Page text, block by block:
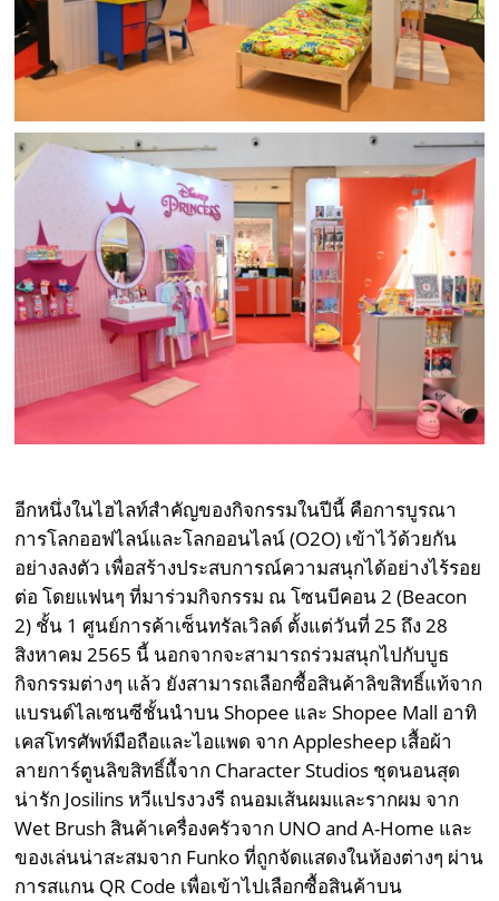
อีกหนึ่งในไฮไลท์สำคัญของกิจกรรมในปีนี้ คือการบูรณา
การโลกออฟไลน์และโลกออนไลน์ (O2O) เข้าไว้ด้วยกัน
อย่างลงตัว เพื่อสร้างประสบการณ์ความสนุกได้อย่างไร้รอย
ต่อ โดยแฟนๆ ที่มาร่วมกิจกรรม ณ โซนบีคอน 2 (Beacon
2) ชั้น 1 ศูนย์การค้าเซ็นทรัลเวิลด์ ตั้งแต่วันที่ 25 ถึง 28
สิงหาคม 2565 นี้ นอกจากจะสามารถร่วมสนุกไปกับบูธ
กิจกรรมต่างๆ แล้ว ยังสามารถเลือกซื้อสินค้าลิขสิทธิ์แท้จาก
แบรนด์ไลเซนซีชั้นนำบน Shopee และ Shopee Mall อาทิ
เคสโทรศัพท์มือถือและไอแพด จาก Applesheep เสื้อผ้า
ลายการ์ตูนลิขสิทธิ์แื้จาก Character Studios ชุดนอนสุด
น่ารัก Josilins หวีแปรงวงรี ถนอมเส้นผมและรากผม จาก
Wet Brush สินค้าเครื่องครัวจาก UNO and A-Home และ
ของเล่นน่าสะสมจาก Funko ที่ถูกจัดแสดงในห้องต่างๆ ผ่าน
การสแกน QR Code เพื่อเข้าไปเลือกซื้อสินค้าบน